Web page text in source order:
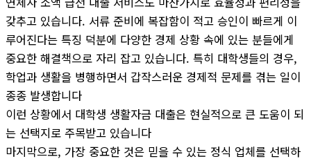
갖추고 있습니다. 서류 준비에 복잡함이 적고 승인이 빠르게 이
루어진다는 특징 덕분에 다양한 경제 상황 속에 있는 분들에게
중요한 해결책으로 자리 잡고 있습니다. 특히 대학생들의 경우,
학업과 생활을 병행하면서 갑작스러운 경제적 문제를 겪는 일이
종종 발생합니다
이런 상황에서 대학생 생활자금 대출은 현실적으로 큰 도움이 되
는 선택지로 주목받고 있습니다
마지막으로, 가장 중요한 것은 믿을 수 있는 정식 업체를 선택하